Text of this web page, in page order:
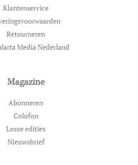
Klantenservice
Retourneren
Media Nederland
Magazine
Abonneren
Colofon
Losse edities
Nieuwsbrief